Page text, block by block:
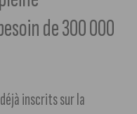
de 300 000
inscrits sur la